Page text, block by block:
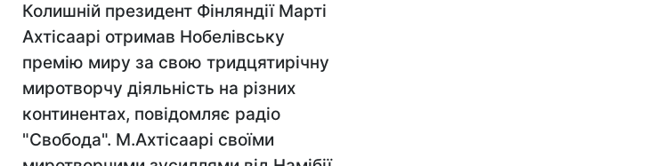
Колишній президент Фінляндії Марті
Ахтісаарі отримав Нобелівську
премію миру за свою тридцятирічну
миротворчу діяльність на різних
континентах, повідомляє радіо
"Свобода". М.Ахтісаарі своїми